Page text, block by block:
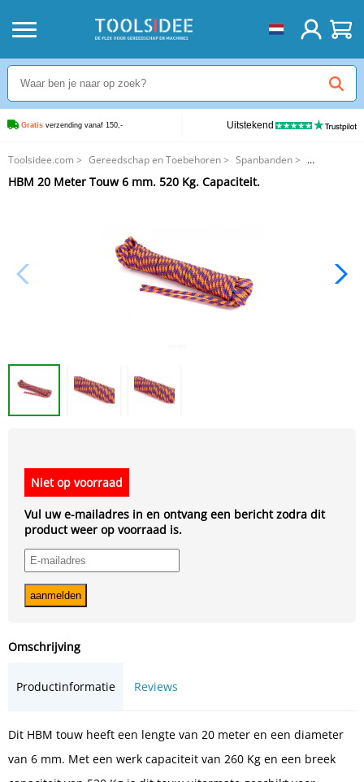
Gratis verzending vanaf 150,- Uitstekend
Toolsidee.com > Gereedschap en Toebehoren> Spanbanden>
HBM 20 Meter Touw 6 mm. 520 Kg. Capaciteit.
Niet op voorraad
Vul uw e-mailadres in en ontvang een bericht zodra dit
product weer op voorraad is.
Omschrijving
Productinformatie Reviews
Dit HBM touw heeft een lengte van 20 meter en een diameter
van 6 mm. Met een werk capaciteit van 260 Kg en een breek